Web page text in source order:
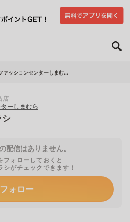
ァッションセンターしまむ...
店
ーしまむら
シ
配信はありません。
フォローしておくと
シがチェックできます！
フォロー